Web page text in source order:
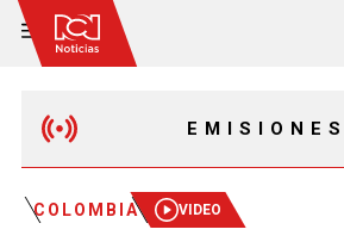
EMISIONES
MAÑANA EXPRESS
COLOMBIA VIDEO